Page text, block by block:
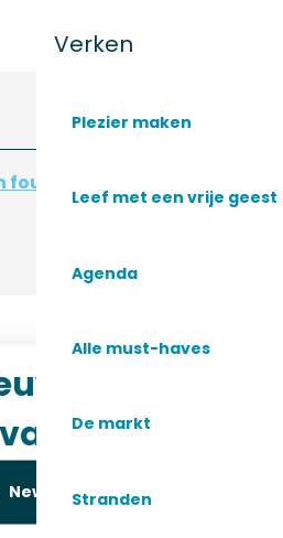
Verken
Plezier maken
Leef met een vrije geest
Agenda
Alle must-haves
De markt
Stranden
fout melden
Newsletter